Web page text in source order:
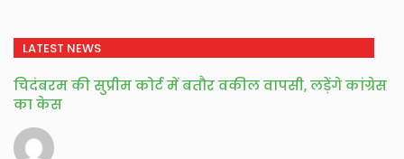
LATEST NEWS
चिदंबरम की सुप्रीम कोर्ट में बतौर वकील वापसी, लड़ेंगे कांग्रेस
का केस